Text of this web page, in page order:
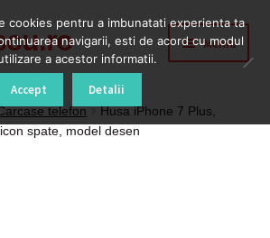
Meniu
telefon
Husa iPhone 7 Plus,
spate, model desen
cookies pentru a imbunatati experienta ta
navigarii, esti de acord cu modul
a acestor informatii.
Accept Detalii